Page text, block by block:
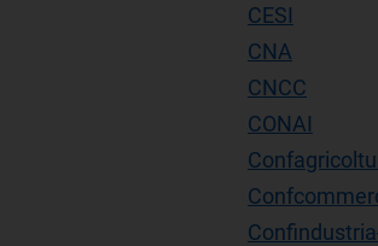
CESI
CNA
CNCC
CONAI